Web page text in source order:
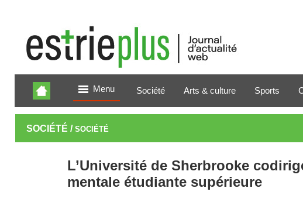
Menu Société Arts & culture Sports
SOCIÉTÉ / SOCIÉTÉ
L’Université de Sherbrooke
mentale étudiante supérieure